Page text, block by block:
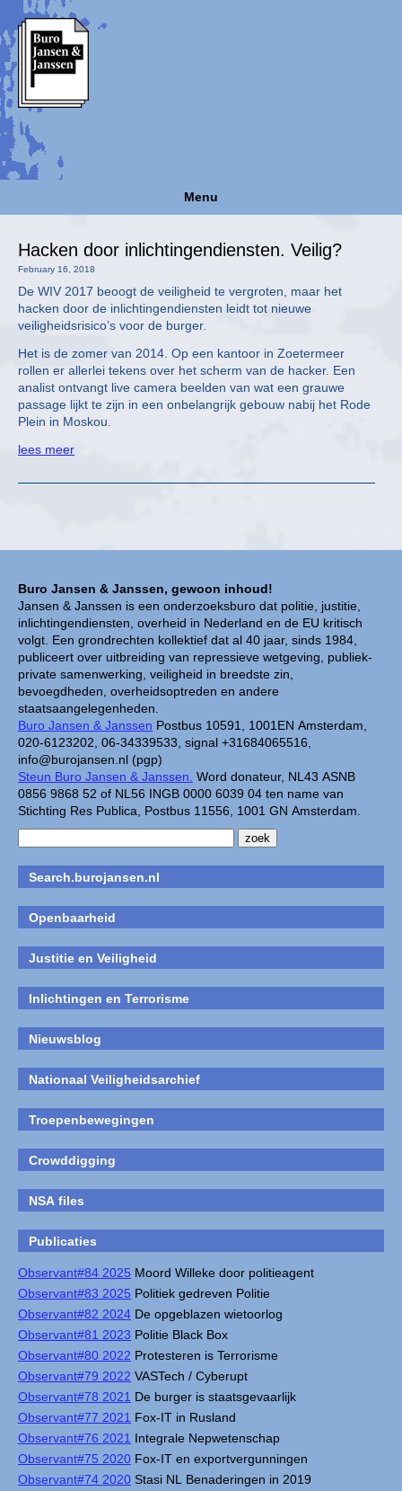
Menu
Buro Jansen & Janssen, gewoon inhoud!
Jansen & Janssen is een onderzoeksburo dat politie, justitie,
inlichtingendiensten, overheid in Nederland en de EU kritisch
volgt. Een grondrechten kollektief dat al 40 jaar, sinds 1984,
publiceert over uitbreiding van repressieve wetgeving, publiek-
private samenwerking, veiligheid in breedste zin,
bevoegdheden, overheidsoptreden en andere
staatsaangelegenheden.
Buro Jansen & Janssen Postbus 10591, 1001EN Amsterdam,
020-6123202, 06-34339533, signal +31684065516,
info@burojansen.nl (pgp)
Steun Buro Jansen & Janssen. Word donateur, NL43 ASNB
0856 9868 52 of NL56 INGB 0000 6039 04 ten name van
Stichting Res Publica, Postbus 11556, 1001 GN Amsterdam.
Search.burojansen.nl
Openbaarheid
Justitie en Veiligheid
Inlichtingen en Terrorisme
Nieuwsblog
Nationaal Veiligheidsarchief
Troepenbewegingen
Crowddigging
NSA files
Publicaties
Observant#84 2025 Moord Willeke door politieagent
Observant#83 2025 Politiek gedreven Politie
Observant#82 2024 De opgeblazen wietoorlog
Observant#81 2023 Politie Black Box
Observant#80 2022 Protesteren is Terrorisme
Observant#79 2022 VASTech / Cyberupt
Observant#78 2021 De burger is staatsgevaarlijk
Observant#77 2021 Fox-IT in Rusland
Observant#76 2021 Integrale Nepwetenschap
Observant#75 2020 Fox-IT en exportvergunningen
Observant#74 2020 Stasi NL Benaderingen in 2019
Hacken door inlichtingendiensten. Veilig?
February 16, 2018
De WIV 2017 beoogt de veiligheid te vergroten, maar het
hacken door de inlichtingendiensten leidt tot nieuwe
veiligheidsrisico’s voor de burger.
Het is de zomer van 2014. Op een kantoor in Zoetermeer
rollen er allerlei tekens over het scherm van de hacker. Een
analist ontvangt live camera beelden van wat een grauwe
passage lijkt te zijn in een onbelangrijk gebouw nabij het Rode
Plein in Moskou.
lees meer